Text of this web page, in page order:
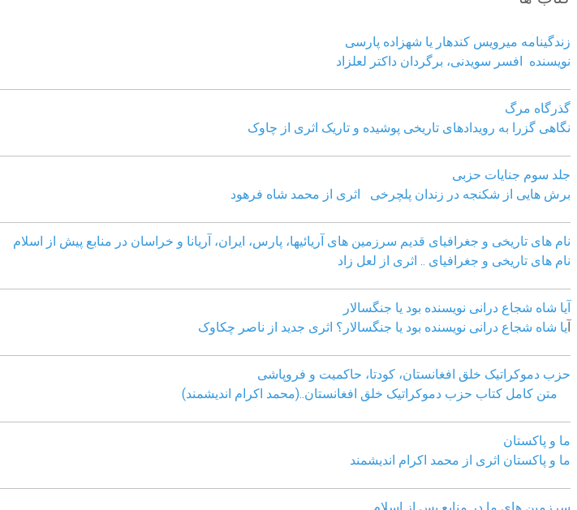
زندگینامه میرویس کندهار یا شهزاده پارسی
نویسنده افسر سویدنی، برگردان داکتر لعلزاد
گذرگاه مرگ
نگاهی گزرا به رویدادهای تاریخی پوشیده و تاریک اثری از چاوک
جلد سوم جنایات حزبی
برش هایی از شکنجه در زندان پلچرخی اثری از محمد شاه فرهود
نام های تاریخی و جغرافیای قدیم سرزمین های آریائیها، پارس، ایران، آریانا و خراسان در منابع پیش از اسلام
نام های تاریخی و جغرافیای .. اثری از لعل زاد
آیا شاه شجاع درانی نویسنده بود یا جنگسالار
آیا شاه شجاع درانی نویسنده بود یا جنگسالار؟ اثری جدید از ناصر چکاوک
حزب دموکراتیک خلق افغانستان، کودتا، حاکمیت و فروپاشی
متن کامل کتاب حزب دموکراتیک خلق افغانستان..(محمد اکرام اندیشمند)
ما و پاکستان
ما و پاکستان اثری از محمد اکرام اندیشمند